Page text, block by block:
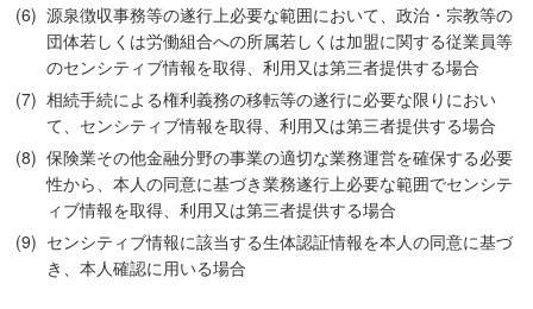
(6) 源泉徴収事務等の遂行上必要な範囲において、政治・宗教等の
団体若しくは労働組合への所属若しくは加盟に関する従業員等
のセンシティブ情報を取得、利用又は第三者提供する場合
(7) 相続手続による権利義務の移転等の遂行に必要な限りにおい
て、センシティブ情報を取得、利用又は第三者提供する場合
(8) 保険業その他金融分野の事業の適切な業務運営を確保する必要
性から、本人の同意に基づき業務遂行上必要な範囲でセンシテ
ィブ情報を取得、利用又は第三者提供する場合
(9) センシティブ情報に該当する生体認証情報を本人の同意に基づ
き、本人確認に用いる場合